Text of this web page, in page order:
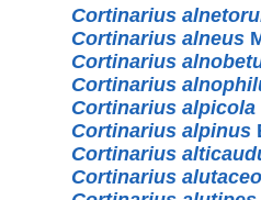
Cortinarius
Cortinarius alneus
Cortinarius
Cortinarius
Cortinarius alpicola
Cortinarius alpinus
Cortinarius
Cortinarius